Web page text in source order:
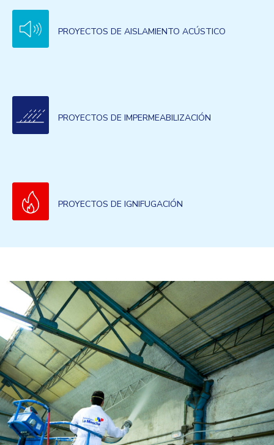
PROYECTOS DE AISLAMIENTO ACÚSTICO
PROYECTOS DE IMPERMEABILIZACIÓN
PROYECTOS DE IGNIFUGACIÓN